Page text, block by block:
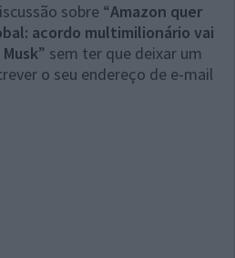
sobre “Amazon quer
acordo multimilionário vai
” sem ter que deixar um
o seu endereço de e-mail